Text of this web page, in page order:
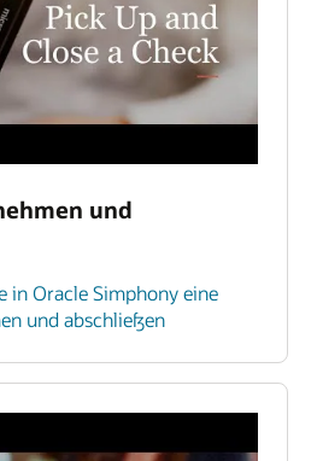
und
in Oracle Simphony eine
und abschließen